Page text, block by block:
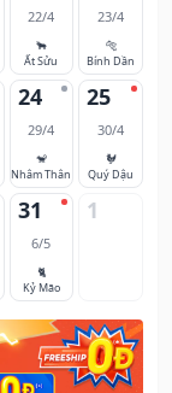
22/4
🐂
Ất Sửu
23/4
🐅
Bính Dần
24
29/4
🐒
Nhâm Thân
25
30/4
🐓
Quý Dậu
31
6/5
🐈
Kỷ Mão
1